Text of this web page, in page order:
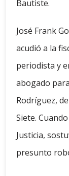
Bautiste.
José Frank
acudió a la
periodista y
abogado
Rodríguez,
Siete.
Justicia,
presunto